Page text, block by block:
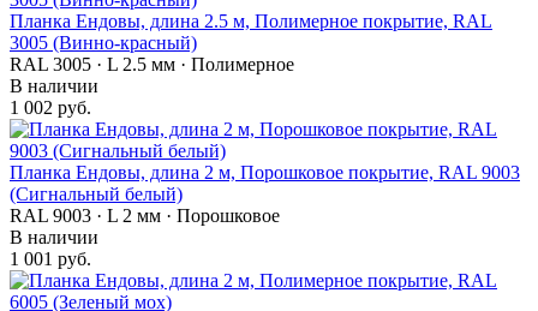
Планка Ендовы, длина 2.5 м, Полимерное покрытие, RAL
3005 (Винно-красный)
RAL 3005 · L 2.5 мм · Полимерное
В наличии
1 002 руб.
Планка Ендовы, длина 2 м, Порошковое покрытие, RAL 9003
(Сигнальный белый)
RAL 9003 · L 2 мм · Порошковое
В наличии
1 001 руб.